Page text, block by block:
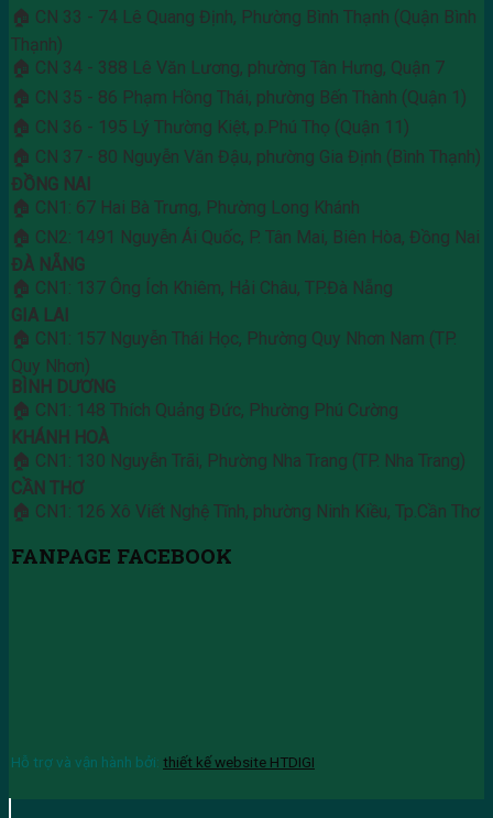
🏠 CN 33 - 74 Lê Quang Định, Phường Bình Thạnh (Quận Bình
Thạnh)
🏠 CN 34 - 388 Lê Văn Lương, phường Tân Hưng, Quận 7
🏠 CN 35 - 86 Phạm Hồng Thái, phường Bến Thành (Quận 1)
🏠 CN 36 - 195 Lý Thường Kiệt, p.Phú Thọ (Quận 11)
🏠 CN 37 - 80 Nguyễn Văn Đậu, phường Gia Định (Bình Thạnh)
ĐỒNG NAI
🏠 CN1: 67 Hai Bà Trưng, Phường Long Khánh
🏠 CN2: 1491 Nguyễn Ái Quốc, P. Tân Mai, Biên Hòa, Đồng Nai
ĐÀ NẴNG
🏠 CN1: 137 Ông Ích Khiêm, Hải Châu, TP.Đà Nẵng
GIA LAI
🏠 CN1: 157 Nguyễn Thái Học, Phường Quy Nhơn Nam (TP.
Quy Nhơn)
BÌNH DƯƠNG
🏠 CN1: 148 Thích Quảng Đức, Phường Phú Cường
KHÁNH HOÀ
🏠 CN1: 130 Nguyễn Trãi, Phường Nha Trang (TP. Nha Trang)
CẦN THƠ
🏠 CN1: 126 Xô Viết Nghệ Tĩnh, phường Ninh Kiều, Tp.Cần Thơ
FANPAGE FACEBOOK
Hỗ trợ và vận hành bởi: thiết kế website HTDIGI